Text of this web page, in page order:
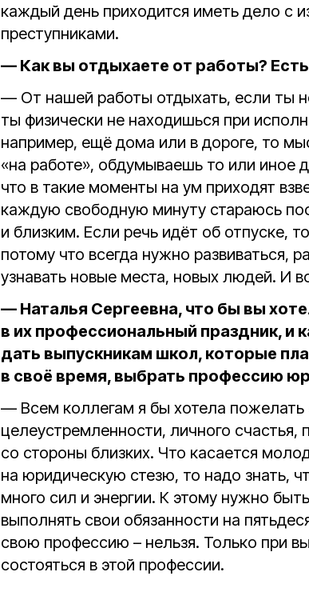
каждый день приходится иметь дело с
преступниками.
— Как вы отдыхаете от работы?
— От нашей работы отдыхать, если ты
ты физически не находишься при
например, ещё дома или в дороге, то
«на работе», обдумываешь то или иное
что в такие моменты на ум приходят
каждую свободную минуту стараюсь
и близким. Если речь идёт об отпуске,
потому что всегда нужно развиваться,
узнавать новые места, новых людей. И
— Наталья Сергеевна, что бы вы
в их профессиональный праздник, и
дать выпускникам школ, которые
в своё время, выбрать профессию
— Всем коллегам я бы хотела пожелать
целеустремленности, личного
со стороны близких. Что касается
на юридическую стезю, то надо знать,
много сил и энергии. К этому нужно
выполнять свои обязанности на
свою профессию – нельзя. Только при
состояться в этой профессии.